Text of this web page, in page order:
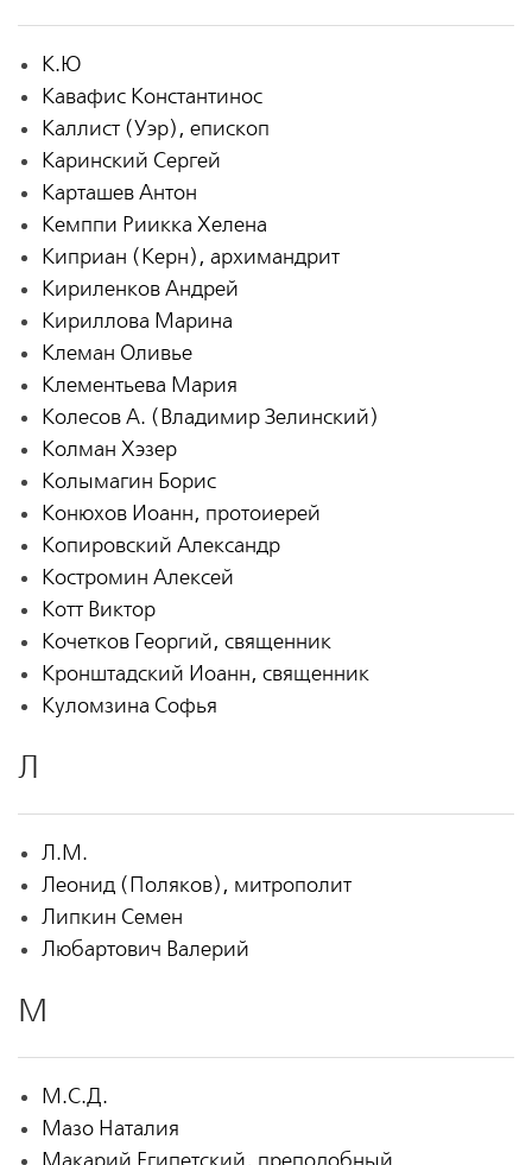
К.Ю
Кавафис Константинос
Каллист (Уэр), епископ
Каринский Сергей
Карташев Антон
Кемппи Риикка Хелена
Киприан (Керн), архимандрит
Кириленков Андрей
Кириллова Марина
Клеман Оливье
Клементьева Мария
Колесов А. (Владимир Зелинский)
Колман Хэзер
Колымагин Борис
Конюхов Иоанн, протоиерей
Копировский Александр
Костромин Алексей
Котт Виктор
Кочетков Георгий, священник
Кронштадский Иоанн, священник
Куломзина Софья
Л
Л.М.
Леонид (Поляков), митрополит
Липкин Семен
Любартович Валерий
М
М.С.Д.
Мазо Наталия